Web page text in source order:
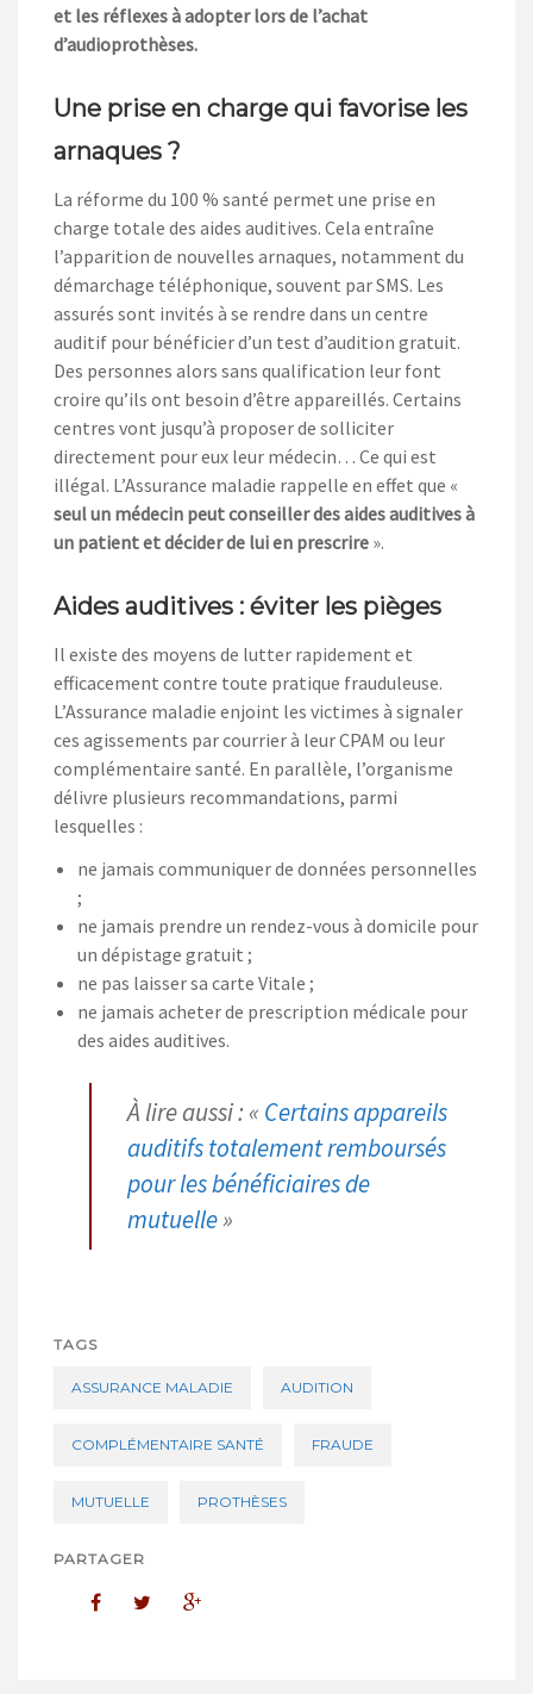
et les réflexes à adopter lors de l’achat
d’audioprothèses.
Une prise en charge qui favorise les
arnaques ?
La réforme du 100 % santé permet une prise en
charge totale des aides auditives. Cela entraîne
l’apparition de nouvelles arnaques, notamment du
démarchage téléphonique, souvent par SMS. Les
assurés sont invités à se rendre dans un centre
auditif pour bénéficier d’un test d’audition gratuit.
Des personnes alors sans qualification leur font
croire qu’ils ont besoin d’être appareillés. Certains
centres vont jusqu’à proposer de solliciter
directement pour eux leur médecin… Ce qui est
illégal. L’Assurance maladie rappelle en effet que «
seul un médecin peut conseiller des aides auditives à
un patient et décider de lui en prescrire ».
Aides auditives : éviter les pièges
Il existe des moyens de lutter rapidement et
efficacement contre toute pratique frauduleuse.
L’Assurance maladie enjoint les victimes à signaler
ces agissements par courrier à leur CPAM ou leur
complémentaire santé. En parallèle, l’organisme
délivre plusieurs recommandations, parmi
lesquelles :
ne jamais communiquer de données personnelles
;
ne jamais prendre un rendez-vous à domicile pour
un dépistage gratuit ;
ne pas laisser sa carte Vitale ;
ne jamais acheter de prescription médicale pour
des aides auditives.
À lire aussi : « Certains appareils
auditifs totalement remboursés
pour les bénéficiaires de
mutuelle»
TAGS
ASSURANCE MALADIE AUDITION
COMPLÉMENTAIRE SANTÉ FRAUDE
MUTUELLE PROTHÈSES
PARTAGER